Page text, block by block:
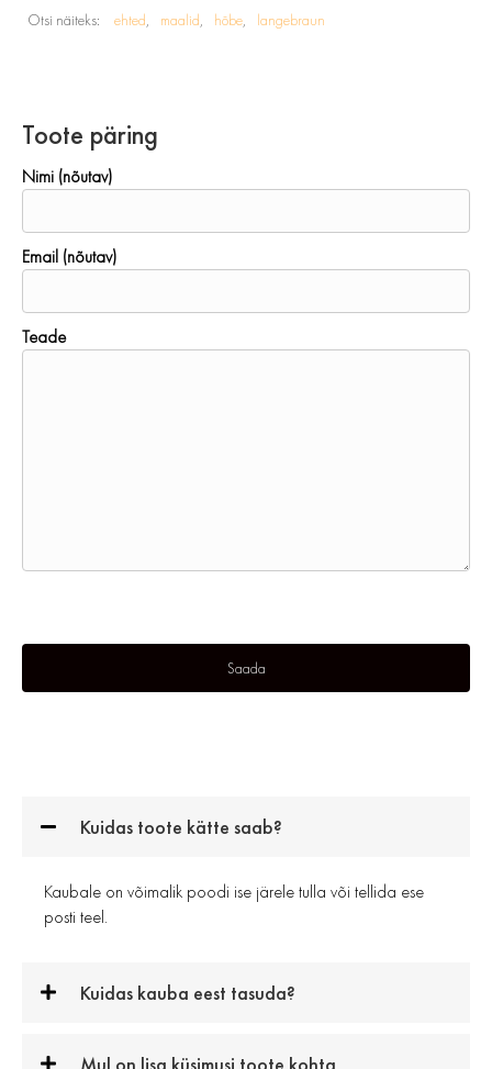
Otsi näiteks: ehted maalid hõbe langebraun
Toote päring
Nimi (nõutav)
Email (nõutav)
Teade
Kuidas toote kätte saab?
Kaubale on võimalik poodi ise järele tulla või tellida ese
posti teel.
Kuidas kauba eest tasuda?